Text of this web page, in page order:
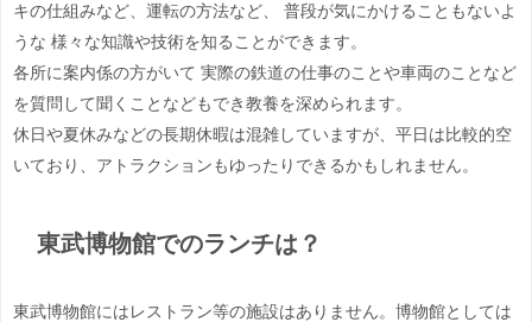
キの仕組みなど、運転の方法など、 普段が気にかけることもないよ
うな 様々な知識や技術を知ることができます。
各所に案内係の方がいて 実際の鉄道の仕事のことや車両のことなど
を質問して聞くことなどもでき教養を深められます。
休日や夏休みなどの長期休暇は混雑していますが、平日は比較的空
いており、アトラクションもゆったりできるかもしれません。
東武博物館でのランチは？
東武博物館にはレストラン等の施設はありません。博物館としては